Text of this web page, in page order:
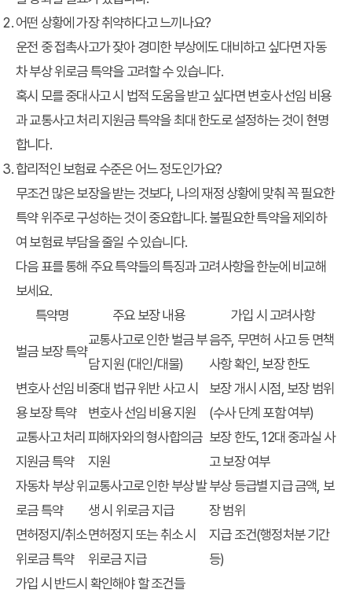
어떤 상황에 가장 취약하다고 느끼나요?
운전 중 접촉사고가 잦아 경미한 부상에도 대비하고 싶다면 자동
차 부상 위로금 특약을 고려할 수 있습니다.
혹시 모를 중대사고 시 법적 도움을 받고 싶다면 변호사 선임 비용
과 교통사고 처리 지원금 특약을 최대 한도로 설정하는 것이 현명
합니다.
합리적인 보험료 수준은 어느 정도인가요?
무조건 많은 보장을 받는 것보다, 나의 재정 상황에 맞춰 꼭 필요한
특약 위주로 구성하는 것이 중요합니다. 불필요한 특약을 제외하
여 보험료 부담을 줄일 수 있습니다.
다음 표를 통해 주요 특약들의 특징과 고려사항을 한눈에 비교해
보세요.
특약명
주요 보장 내용 가입 시 고려사항
벌금 보장 특약
교통사고로 인한 벌금 부
담 지원 (대인/대물)
음주, 무면허 사고 등 면책
사항 확인, 보장 한도
변호사 선임 비
용 보장 특약
중대 법규 위반 사고 시
변호사 선임 비용 지원
보장 개시 시점, 보장 범위
(수사 단계 포함 여부)
교통사고 처리
지원금 특약
피해자와의 형사합의금
지원
보장 한도, 12대 중과실 사
고 보장 여부
자동차 부상 위
로금 특약
교통사고로 인한 부상 발
생 시 위로금 지급
부상 등급별 지급 금액, 보
장 범위
면허정지/취소
위로금 특약
면허정지 또는 취소 시
위로금 지급
지급 조건(행정처분 기간
등)
가입 시 반드시 확인해야 할 조건들